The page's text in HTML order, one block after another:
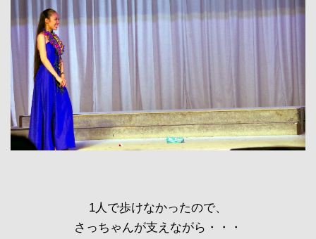
1人で歩けなかったので、
さっちゃんが支えながら・・・